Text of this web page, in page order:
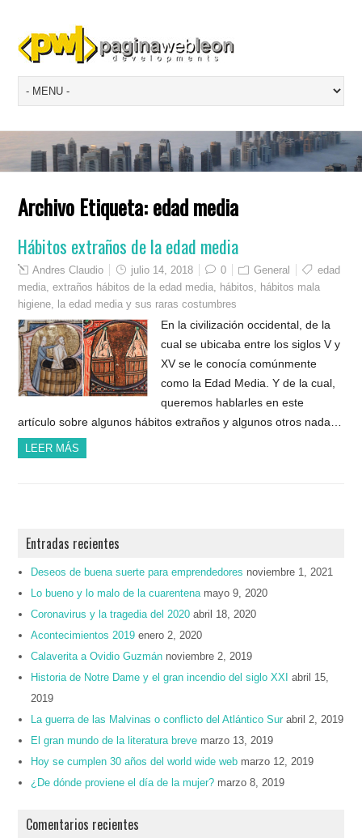
Archivo Etiqueta:edad media
Hábitos extraños de la edad media
Andres Claudio julio 14, 2018 0 General
edad
media ,extraños hábitos de la edad media hábitos
hábitos mala
higiene
la edad media y sus raras costumbres
En la civilización occidental, de la
cual se ubicaba entre los siglos V y
XV se le conocía comúnmente
como la Edad Media. Y de la cual,
queremos hablarles en este
artículo sobre algunos hábitos extraños y algunos otros nada…
LEER MÁS
Entradas recientes
Deseos de buena suerte para emprendedores noviembre 1, 2021
Lo bueno y lo malo de la cuarentena mayo 9, 2020
Coronavirus y la tragedia del 2020 abril 18, 2020
Acontecimientos 2019 enero 2, 2020
Calaverita a Ovidio Guzmán noviembre 2, 2019
Historia de Notre Dame y el gran incendio del siglo XXI
abril 15,
2019
La guerra de las Malvinas o conflicto del Atlántico Sur abril 2, 2019
El gran mundo de la literatura breve marzo 13, 2019
Hoy se cumplen 30 años del world wide web marzo 12, 2019
¿De dónde proviene el día de la mujer? marzo 8, 2019
Comentarios recientes